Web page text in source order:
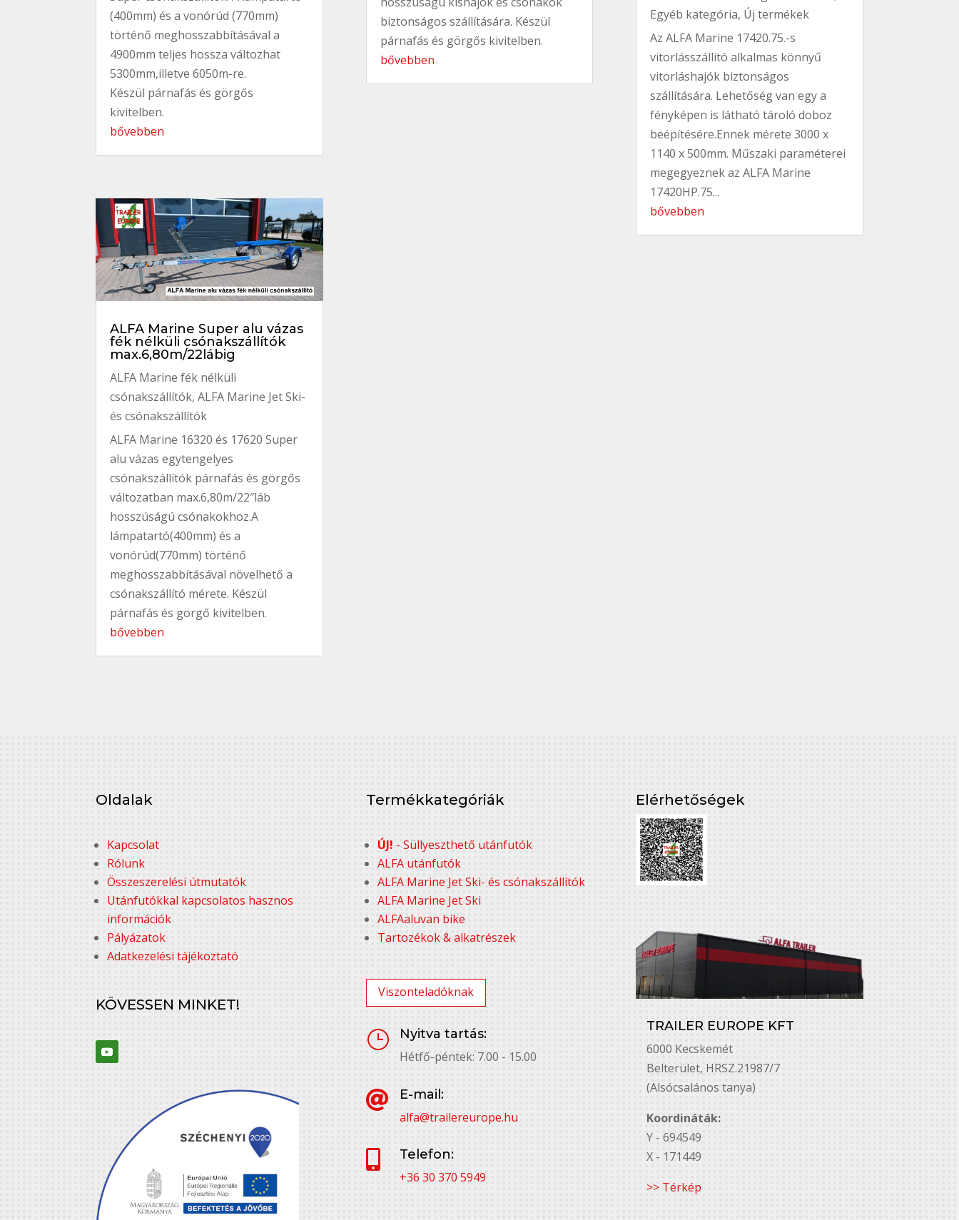
(400mm) és a vonórúd (770mm)
történő meghosszabbításával a
4900mm teljes hossza változhat
5300mm,illetve 6050m-re.
Készül párnafás és görgős
kivitelben.
bővebben
ALFA Marine Super alu vázas
fék nélküli csónakszállítók
max.6,80m/22lábig
ALFA Marine fék nélküli
csónakszállítók,ALFA Marine Jet Ski-
és csónakszállítók
ALFA Marine 16320 és 17620 Super
alu vázas egytengelyes
csónakszállítók párnafás és görgős
változatban max.6,80m/22″láb
hosszúságú csónakokhoz.A
lámpatartó(400mm) és a
vonórúd(770mm) történő
meghosszabbításával növelhető a
csónakszállító mérete. Készül
párnafás és görgő kivitelben.
bővebben
biztonságos szállítására. Készül
párnafás és görgős kivitelben.
bővebben
Egyéb kategória, Új termékek
Az ALFA Marine 17420.75.-s
vitorlásszállító alkalmas könnyű
vitorláshajók biztonságos
szállítására. Lehetőség van egy a
fényképen is látható tároló doboz
beépítésére.Ennek mérete 3000 x
1140 x 500mm. Műszaki paraméterei
megegyeznek az ALFA Marine
17420HP.75...
bővebben
Oldalak
Kapcsolat
Rólunk
Összeszerelési útmutatók
Utánfutókkal kapcsolatos hasznos
információk
Pályázatok
Adatkezelési tájékoztató
KÖVESSEN MINKET!
Termékkategóriák
ÚJ! - Süllyeszthető utánfutók
ALFA utánfutók
ALFA Marine Jet Ski- és csónakszállítók
ALFA Marine Jet Ski
ALFAaluvan bike
Tartozékok & alkatrészek
Viszonteladóknak
}
Nyitva tartás:
Hétfő-péntek: 7.00 - 15.00

E-mail:
alfa@trailereurope.hu

Telefon:
+36 30 370 5949
Elérhetőségek
TRAILER EUROPE KFT
6000 Kecskemét
Belterület, HRSZ.21987/7
(Alsócsalános tanya)
Koordináták:
Y - 694549
X - 171449
>> Térkép